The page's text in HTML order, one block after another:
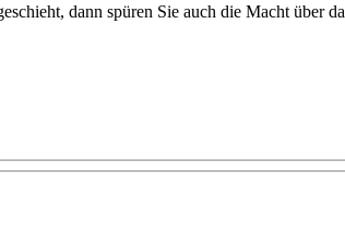
dann spüren Sie auch die Macht über